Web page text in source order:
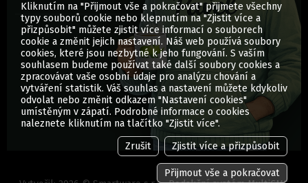
© Vytisknuti.cz | Všechna práva vyhrazena
Kliknutím na "Přijmout vše a pokračovat" přijmete všechny
typy souborů cookie nebo klepnutím na "Zjistit více a
přizpůsobit" můžete zjistit více informací o souborech
cookie a změnit jejich nastavení. Náš web používá soubory
cookies, které jsou nezbytné k jeho fungování. S vaším
souhlasem budeme používat také další soubory cookies a
zpracovávat vaše osobní údaje pro analýzu chování a
vytváření statistik. Váš souhlas a nastavení můžete kdykoliv
odvolat nebo změnit odkazem "Nastavení cookies"
umístěným v zápatí. Podrobné informace o cookies
naleznete kliknutím na tlačítko "Zjistit více".
Zrušit
Zjistit více a přizpůsobit
Přijmout vše a pokračovat